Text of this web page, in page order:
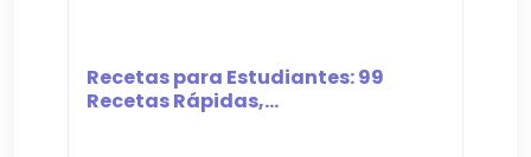
Recetas para Estudiantes: 99
Recetas Rápidas,...